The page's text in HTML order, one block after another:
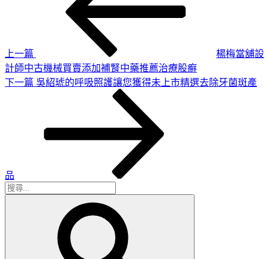
上一篇
楊梅當舖設
計師中古機械買賣添加補腎中藥推薦治療股癬
下
下一篇 吳紹琥的呼吸照護讓您獲得未上市精選去除牙菌斑產
品
搜